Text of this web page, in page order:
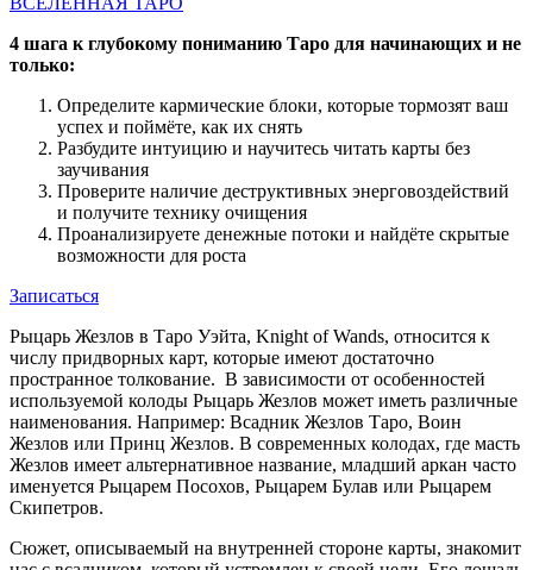
4 шага к глубокому пониманию Таро для начинающих и не
только:
Определите кармические блоки, которые тормозят ваш
успех и поймёте, как их снять
Разбудите интуицию и научитесь читать карты без
заучивания
Проверите наличие деструктивных энерговоздействий
и получите технику очищения
Проанализируете денежные потоки и найдёте скрытые
возможности для роста
Записаться
Рыцарь Жезлов в Таро Уэйта, Knight of Wands, относится к
числу придворных карт, которые имеют достаточно
пространное толкование. В зависимости от особенностей
используемой колоды Рыцарь Жезлов может иметь различные
наименования. Например: Всадник Жезлов Таро, Воин
Жезлов или Принц Жезлов. В современных колодах, где масть
Жезлов имеет альтернативное название, младший аркан часто
именуется Рыцарем Посохов, Рыцарем Булав или Рыцарем
Скипетров.
Сюжет, описываемый на внутренней стороне карты, знакомит